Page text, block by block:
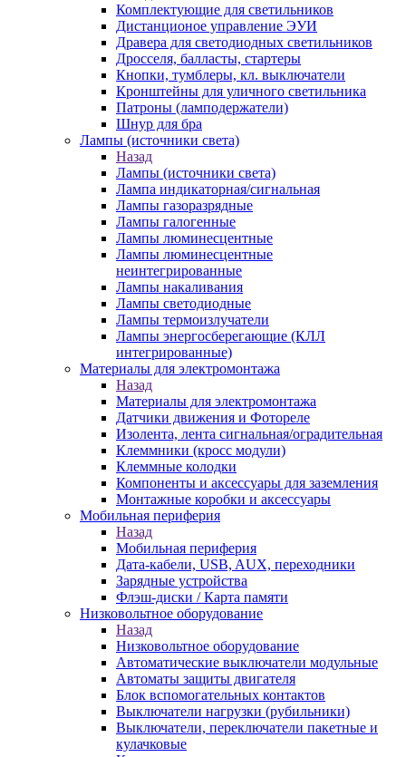
Комплектующие для светильников
Дистанционое управление ЭУИ
Дравера для светодиодных светильников
Дросселя, балласты, стартеры
Кнопки, тумблеры, кл. выключатели
Кронштейны для уличного светильника
Патроны (ламподержатели)
Шнур для бра
Лампы (источники света)
Назад
Лампы (источники света)
Лампа индикаторная/сигнальная
Лампы газоразрядные
Лампы галогенные
Лампы люминесцентные
Лампы люминесцентные
неинтегрированные
Лампы накаливания
Лампы светодиодные
Лампы термоизлучатели
Лампы энергосберегающие (КЛЛ
интегрированные)
Материалы для электромонтажа
Назад
Материалы для электромонтажа
Датчики движения и Фотореле
Изолента, лента сигнальная/оградительная
Клеммники (кросс модули)
Клеммные колодки
Компоненты и аксессуары для заземления
Монтажные коробки и аксессуары
Мобильная периферия
Назад
Мобильная периферия
Дата-кабели, USB, AUX, переходники
Зарядные устройства
Флэш-диски / Карта памяти
Низковольтное оборудование
Назад
Низковольтное оборудование
Автоматические выключатели модульные
Автоматы защиты двигателя
Блок вспомогательных контактов
Выключатели нагрузки (рубильники)
Выключатели, переключатели пакетные и
кулачковые